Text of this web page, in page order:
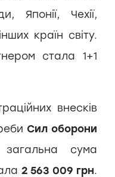
Японії, Чехії,
країн світу.
стала 1+1
внесків
Сил оборони
сума
2 563 009 грн.